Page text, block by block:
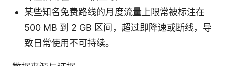
某些知名免费路线的月度流量上限常被标注在
500 MB 到 2 GB 区间，超过即降速或断线，导
致日常使用不可持续。